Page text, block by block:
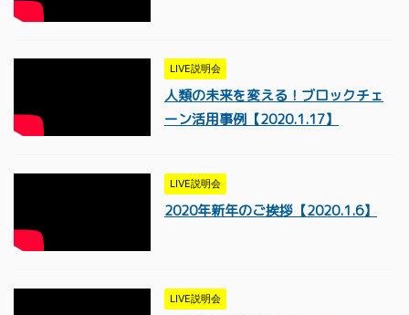
LIVE説明会
人類の未来を変える！ブロックチェ
ーン活用事例【2020.1.17】
LIVE説明会
2020年新年のご挨拶【2020.1.6】
LIVE説明会